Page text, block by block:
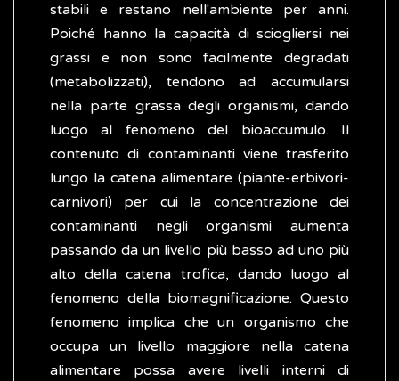
stabili e restano nell'ambiente per anni.
Poiché hanno la capacità di sciogliersi nei
grassi e non sono facilmente degradati
(metabolizzati), tendono ad accumularsi
nella parte grassa degli organismi, dando
luogo al fenomeno del bioaccumulo. Il
contenuto di contaminanti viene trasferito
lungo la catena alimentare (piante-erbivori-
carnivori) per cui la concentrazione dei
contaminanti negli organismi aumenta
passando da un livello più basso ad uno più
alto della catena trofica, dando luogo al
fenomeno della biomagnificazione. Questo
fenomeno implica che un organismo che
occupa un livello maggiore nella catena
alimentare possa avere livelli interni di